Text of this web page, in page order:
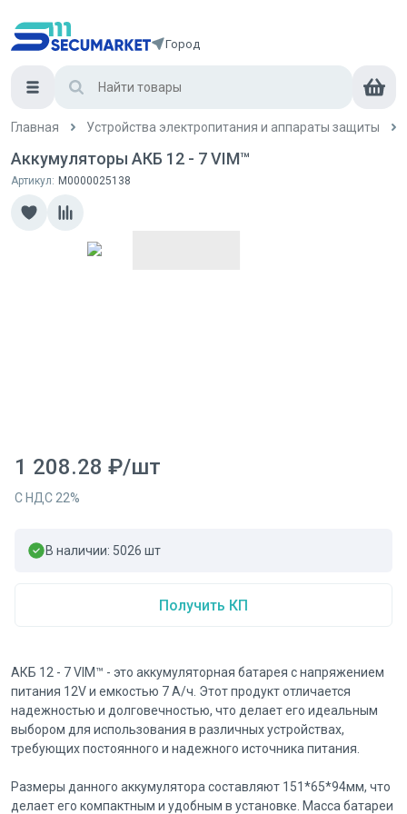
Город
Главная Устройства электропитания и аппараты защиты
Аккумуляторы АКБ 12 - 7 VIM™
Артикул: М0000025138
1 208.28 ₽/шт
С НДС 22%
В наличии: 5026 шт
Получить КП
АКБ 12 - 7 VIM™ - это аккумуляторная батарея с напряжением
питания 12V и емкостью 7 А/ч. Этот продукт отличается
надежностью и долговечностью, что делает его идеальным
выбором для использования в различных устройствах,
требующих постоянного и надежного источника питания.
Размеры данного аккумулятора составляют 151*65*94мм, что
делает его компактным и удобным в установке. Масса батареи